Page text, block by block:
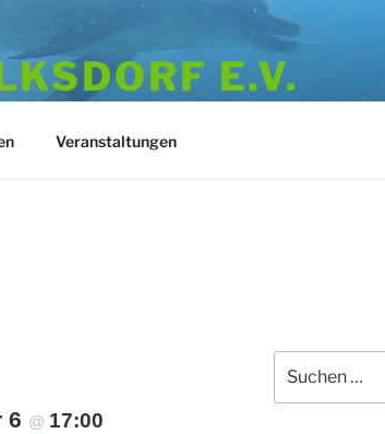
E.V.
Veranstaltungen
6 @ 17:00
nach: